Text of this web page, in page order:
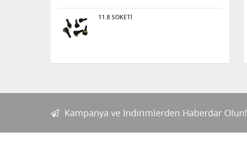
11.8 SOKETİ
Kampanya ve İndirimlerden Haberdar Olun!